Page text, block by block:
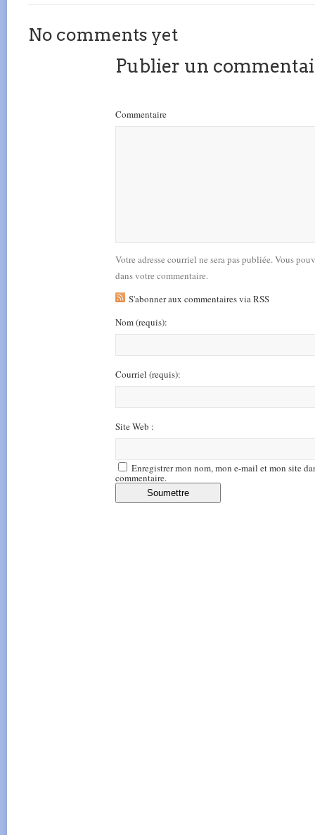
No comments yet
Publier un
Commentaire
Votre adresse courriel ne sera pas publiée. Vous
dans votre commentaire.
S'abonner aux commentaires via RSS
Nom(requis):
Courriel (requis):
Site Web :
Enregistrer mon nom, mon e-mail et mon site
commentaire.